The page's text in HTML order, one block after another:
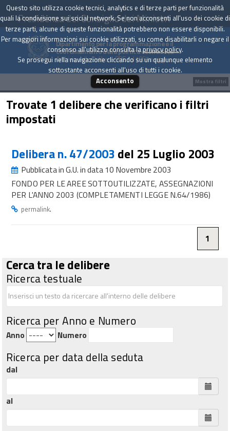
Presidenza del Consiglio dei Ministri
Dipartimento per la programmazione e il
coordinamento della politica economica
Archivio delle Delibere CIPE dal 1967 a oggi
Trovate 1 delibere che verificano i filtri
impostati
Delibera n. 47/2003 del 25 Luglio 2003
Pubblicata in G.U. in data 10 Novembre 2003
FONDO PER LE AREE SOTTOUTILIZZATE, ASSEGNAZIONI
PER L'ANNO 2003 (COMPLETAMENTI LEGGE N.64/1986)
permalink.
1
Cerca tra le delibere
Ricerca testuale
Ricerca per Anno e Numero
Anno Numero
Ricerca per data della seduta
dal
al
Mostra filtri
Questo sito utilizza cookie tecnici, analytics e di terze parti per funzionalità
quali la condivisione sui social network. Se non acconsenti all'uso dei cookie di
terze parti, alcune di queste funzionalità potrebbero non essere disponibili.
Per maggiori informazioni sui cookie utilizzati, su come disabilitarli o negare il
consenso all'utilizzo consulta laprivacy policy.
Se prosegui nella navigazione cliccando su un qualunque elemento
sottostante acconsenti all'uso di tutti i cookie.
Acconsento